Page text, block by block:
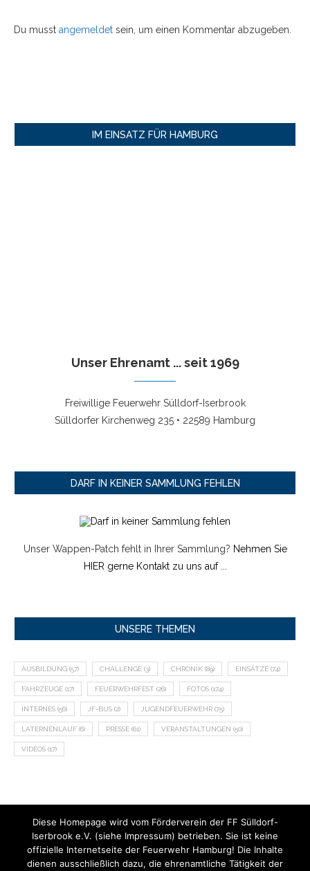
Du musst angemeldet sein, um einen Kommentar abzugeben.
IM EINSATZ FÜR HAMBURG
Unser Ehrenamt ... seit 1969
Freiwillige Feuerwehr Sülldorf-Iserbrook
Sülldorfer Kirchenweg 235 • 22589 Hamburg
DARF IN KEINER SAMMLUNG FEHLEN
Unser Wappen-Patch fehlt in Ihrer Sammlung? Nehmen Sie
HIER gerne Kontakt zu uns auf ...
UNSERE THEMEN
AUSBILDUNG (57) CHALLENGE (3) CHRONIK (89) EINSÄTZE (74)
FAHRZEUGE (17) FEUERWEHRFEST (26) FOTOS (174)
INTERNES (56) JF-BUS (2) JUGENDFEUERWEHR (75)
LATERNENLAUF (6) PRESSE (61) VERANSTALTUNGEN (50)
VIDEOS (17)
Diese Homepage wird vom Förderverein der FF Sülldorf-
Iserbrook e.V. (siehe Impressum) betrieben. Sie ist keine
offizielle Internetseite der Feuerwehr Hamburg! Die Inhalte
dienen ausschließlich dazu, die ehrenamtliche Tätigkeit der